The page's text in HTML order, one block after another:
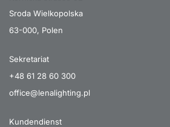
Sroda Wielkopolska
63-000, Polen
Sekretariat
+48 61 28 60 300
office@lenalighting.pl
Kundendienst